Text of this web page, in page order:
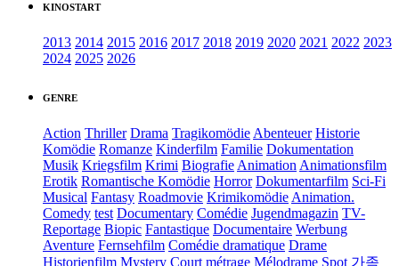
KINOSTART
2013 2014 2015 2016 2017 2018 2019 2020 2021 2022 2023
2024 2025 2026
GENRE
Action Thriller Drama Tragikomödie Abenteuer Historie
Komödie Romanze Kinderfilm Familie Dokumentation
Musik Kriegsfilm Krimi Biografie Animation Animationsfilm
Erotik Romantische Komödie Horror Dokumentarfilm Sci-Fi
Musical Fantasy Roadmovie Krimikomödie Animation.
Comedy test Documentary Comédie Jugendmagazin TV-
Reportage Biopic Fantastique Documentaire Werbung
Aventure Fernsehfilm Comédie dramatique Drame
Historienfilm Mystery Court métrage Mélodrame Spot 가족